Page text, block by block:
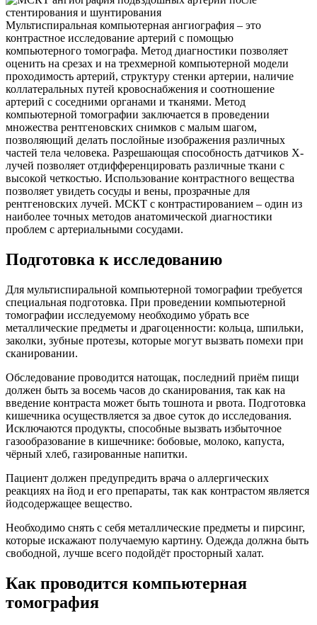
Мультиспиральная компьютерная ангиография – это
контрастное исследование артерий с помощью
компьютерного томографа. Метод диагностики позволяет
оценить на срезах и на трехмерной компьютерной модели
проходимость артерий, структуру стенки артерии, наличие
коллатеральных путей кровоснабжения и соотношение
артерий с соседними органами и тканями. Метод
компьютерной томографии заключается в проведении
множества рентгеновских снимков с малым шагом,
позволяющий делать послойные изображения различных
частей тела человека. Разрешающая способность датчиков Х-
лучей позволяет отдифференцировать различные ткани с
высокой четкостью. Использование контрастного вещества
позволяет увидеть сосуды и вены, прозрачные для
рентгеновских лучей. МСКТ с контрастированием – один из
наиболее точных методов анатомической диагностики
проблем с артериальными сосудами.
Подготовка к исследованию
Для мультиспиральной компьютерной томографии требуется
специальная подготовка. При проведении компьютерной
томографии исследуемому необходимо убрать все
металлические предметы и драгоценности: кольца, шпильки,
заколки, зубные протезы, которые могут вызвать помехи при
сканировании.
Обследование проводится натощак, последний приём пищи
должен быть за восемь часов до сканирования, так как на
введение контраста может быть тошнота и рвота. Подготовка
кишечника осуществляется за двое суток до исследования.
Исключаются продукты, способные вызвать избыточное
газообразование в кишечнике: бобовые, молоко, капуста,
чёрный хлеб, газированные напитки.
Пациент должен предупредить врача о аллергических
реакциях на йод и его препараты, так как контрастом является
йодсодержащее вещество.
Необходимо снять с себя металлические предметы и пирсинг,
которые искажают получаемую картину. Одежда должна быть
свободной, лучше всего подойдёт просторный халат.
Как проводится компьютерная
томография